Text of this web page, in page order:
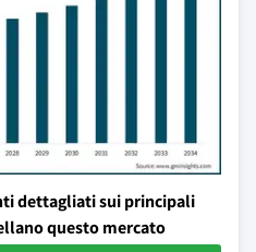
dettagliati sui principali
questo mercato